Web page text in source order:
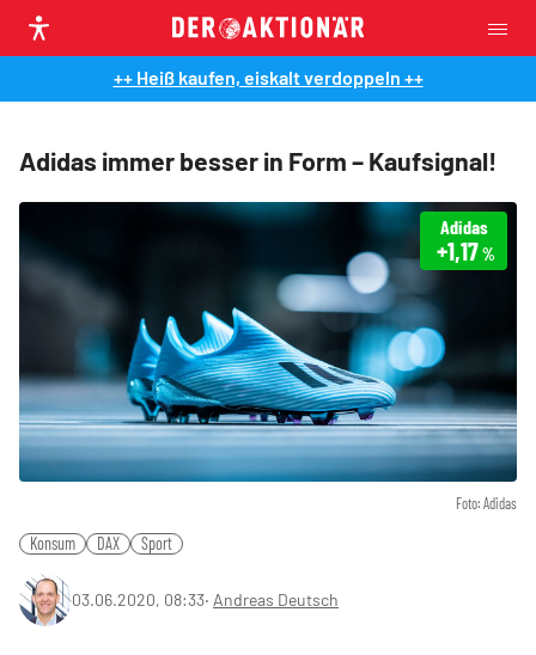
++ Heiß kaufen, eiskalt verdoppeln ++
Adidas immer besser in Form – Kaufsignal!
Foto: Adidas
Adidas
+1,17%
Konsum DAX Sport
03.06.2020, 08:33‧ Andreas Deutsch